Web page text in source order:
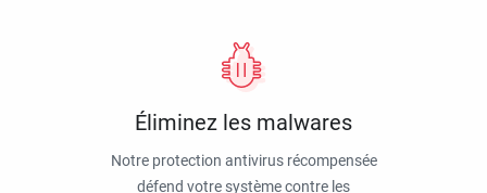
Éliminez les malwares
Notre protection antivirus récompensée
défend votre système contre les